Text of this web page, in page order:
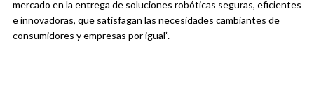
mercado en la entrega de soluciones robóticas seguras, eficientes
e innovadoras, que satisfagan las necesidades cambiantes de
consumidores y empresas por igual”.